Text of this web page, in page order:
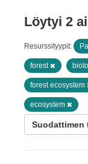
Löytyi 2
Resurssityypit:
forest
forest ecosystem
ecosystem
Suodattimen